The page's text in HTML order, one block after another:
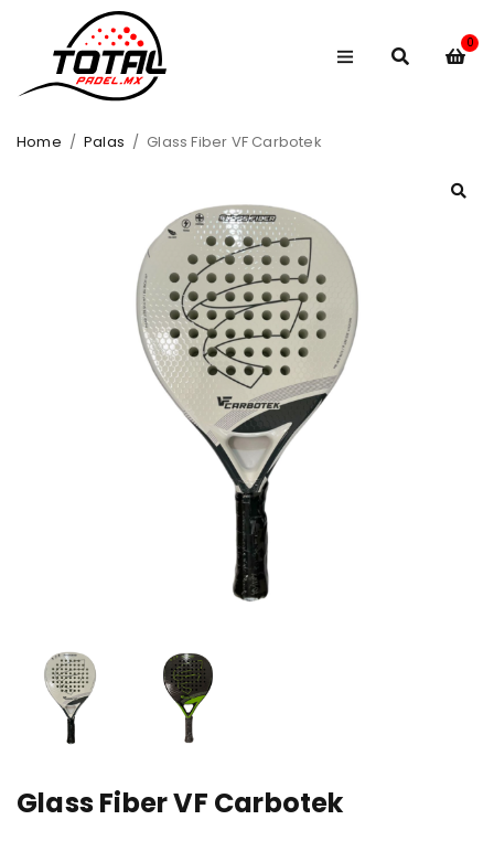
0
Home / Palas / Glass Fiber VF Carbotek
Glass Fiber VF Carbotek